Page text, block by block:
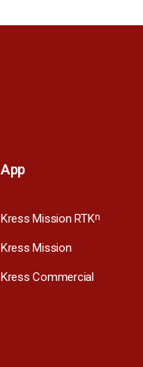
App
Kress Mission RTKn
Kress Mission
Kress Commercial